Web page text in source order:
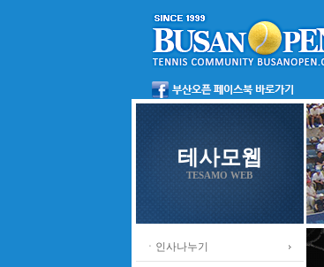
테사모웹
TESAMO WEB
ㆍ인사나누기